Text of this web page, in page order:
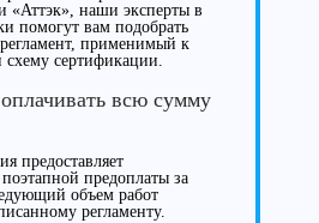
«Аттэк», наши эксперты в
помогут вам подобрать
применимый к
сертификации.
всю сумму
предоставляет
предоплаты за
объем работ
регламенту.